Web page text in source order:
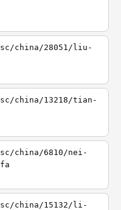
sc/china/28051/liu-
sc/china/13218/tian-
sc/china/6810/nei-
sc/china/15132/li-